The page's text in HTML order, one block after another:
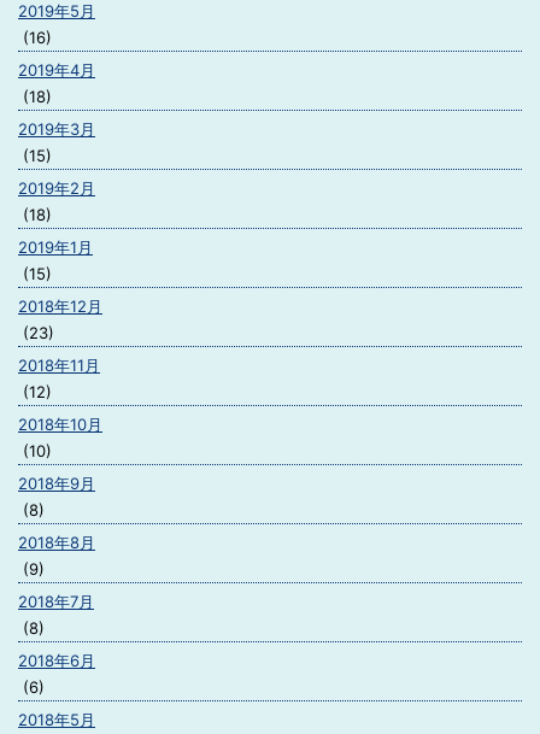
2019年5月
(16)
2019年4月
(18)
2019年3月
(15)
2019年2月
(18)
2019年1月
(15)
2018年12月
(23)
2018年11月
(12)
2018年10月
(10)
2018年9月
(8)
2018年8月
(9)
2018年7月
(8)
2018年6月
(6)
2018年5月